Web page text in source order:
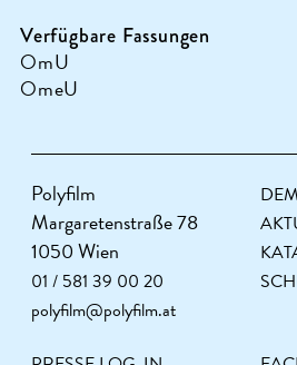
Verfügbare Fassungen
OmU
OmeU
Polyfilm
Margaretenstraße 78
1050 Wien
01 / 581 39 00 20
polyfilm@polyfilm.at